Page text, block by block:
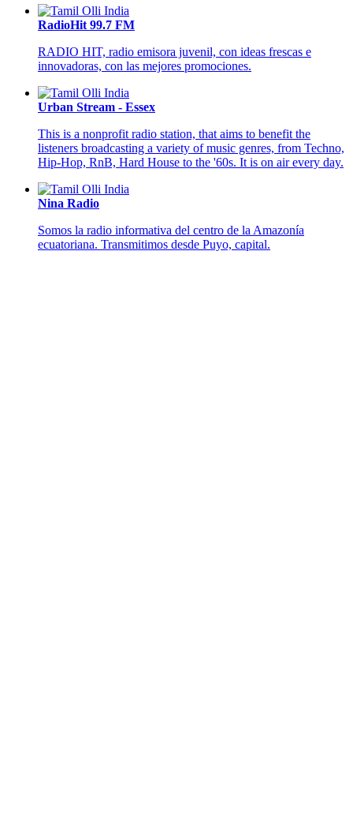
RadioHit 99.7 FM
RADIO HIT, radio emisora juvenil, con ideas frescas e
innovadoras, con las mejores promociones.
Urban Stream - Essex
This is a nonprofit radio station, that aims to benefit the
listeners broadcasting a variety of music genres, from Techno,
Hip-Hop, RnB, Hard House to the '60s. It is on air every day.
Nina Radio
Somos la radio informativa del centro de la Amazonía
ecuatoriana. Transmitimos desde Puyo, capital.